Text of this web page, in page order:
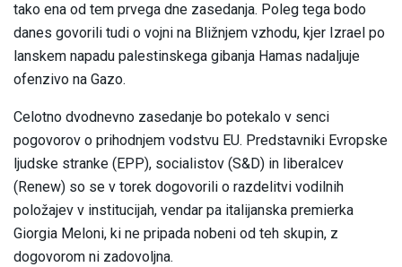
tako ena od tem prvega dne zasedanja. Poleg tega bodo
danes govorili tudi o vojni na Bližnjem vzhodu, kjer Izrael po
lanskem napadu palestinskega gibanja Hamas nadaljuje
ofenzivo na Gazo.
Celotno dvodnevno zasedanje bo potekalo v senci
pogovorov o prihodnjem vodstvu EU. Predstavniki Evropske
ljudske stranke (EPP), socialistov (S&D) in liberalcev
(Renew) so se v torek dogovorili o razdelitvi vodilnih
položajev v institucijah, vendar pa italijanska premierka
Giorgia Meloni, ki ne pripada nobeni od teh skupin, z
dogovorom ni zadovoljna.